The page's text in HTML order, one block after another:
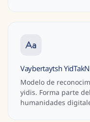
Vaybertaytsh
Modelo de
yidis. Forma parte
humanidades